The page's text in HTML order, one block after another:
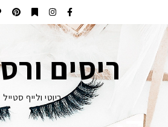
ריסים
ביוטי ולייף סטייל